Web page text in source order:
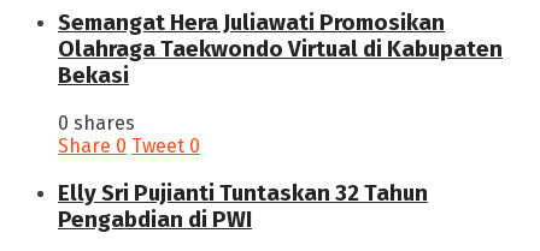
Semangat Hera Juliawati Promosikan
Olahraga Taekwondo Virtual di Kabupaten
Bekasi
0 shares
Share 0 Tweet 0
Elly Sri Pujianti Tuntaskan 32 Tahun
Pengabdian di PWI